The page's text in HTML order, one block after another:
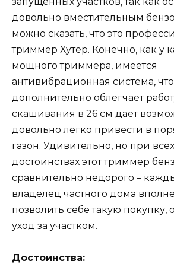
довольно вместительным
можно сказать, что это
триммер Хутер. Конечно, как у
мощного триммера, имеется
антивибрационная система, что
дополнительно облегчает
скашивания в 26 см дает
довольно легко привести в
газон. Удивительно, но при
достоинствах этот триммер
сравнительно недорого –
владелец частного дома
позволить себе такую
уход за участком.
Достоинства: